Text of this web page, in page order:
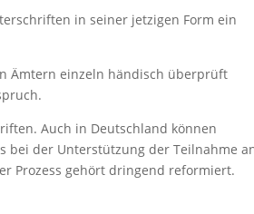
in seiner jetzigen Form ein
Ämtern einzeln händisch überprüft
Auch in Deutschland können
bei der Unterstützung der Teilnahme
Prozess gehört dringend reformiert.